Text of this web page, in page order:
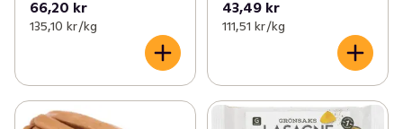
66,20 kr
135,10 kr /kg
43,49 kr
111,51 kr /kg